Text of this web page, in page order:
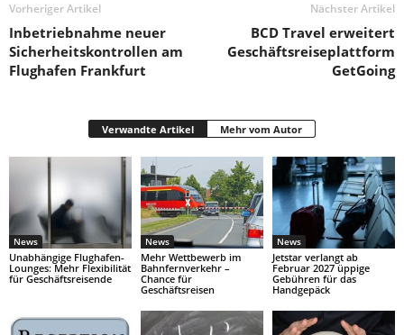
Vorheriger Artikel
Inbetriebnahme neuer
Sicherheitskontrollen am
Flughafen Frankfurt
Nächster Artikel
BCD Travel erweitert
Geschäftsreiseplattform
GetGoing
Verwandte Artikel Mehr vom Autor
News
Unabhängige Flughafen-
Lounges: Mehr Flexibilität
für Geschäftsreisende
News
Mehr Wettbewerb im
Bahnfernverkehr –
Chance für
Geschäftsreisen
News
Jetstar verlangt ab
Februar 2027 üppige
Gebühren für das
Handgepäck